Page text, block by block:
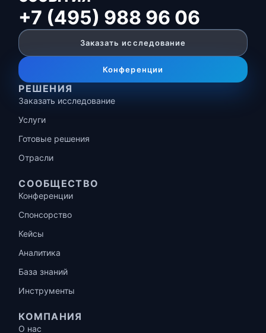
+7 (495) 988 96 06
Заказать исследование
Конференции
РЕШЕНИЯ
Заказать исследование
Услуги
Готовые решения
Отрасли
СООБЩЕСТВО
Конференции
Спонсорство
Кейсы
Аналитика
База знаний
Инструменты
КОМПАНИЯ
О нас